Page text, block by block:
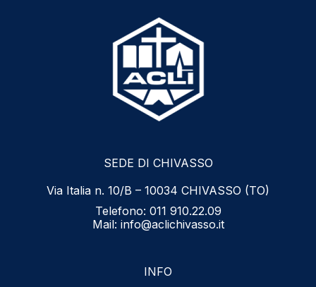
SEDE DI CHIVASSO
Via Italia n. 10/B – 10034 CHIVASSO (TO)
Telefono: 011 910.22.09
Mail: info@aclichivasso.it
INFO